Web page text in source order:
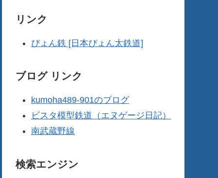
リンク
ぴょん鉄 [日本ぴょん太鉄道]
ブログ リンク
kumoha489-901のブログ
ビスタ模型鉄道（エヌゲージ日記）
南武蔵野線
検索エンジン